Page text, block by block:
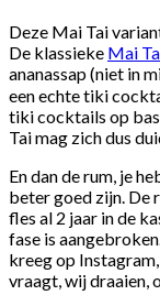
Deze Mai Tai
De klassieke Mai
ananassap (niet in
een echte tiki
tiki cocktails op
Tai mag zich dus
En dan de rum, je
beter goed zijn. De
fles al 2 jaar in de
fase is
kreeg op
vraagt, wij draaien,